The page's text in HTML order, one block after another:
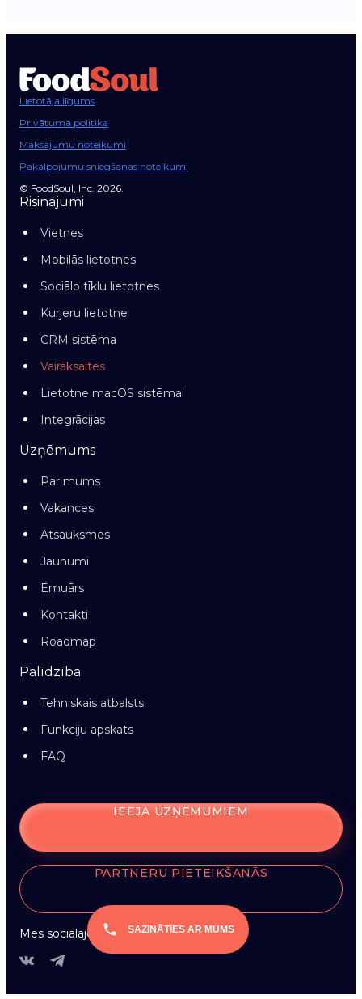
SAZINĀTIES AR MUMS
Lietotāja līgums
Privātuma politika
Maksājumu noteikumi
Pakalpojumu sniegšanas noteikumi
© FoodSoul, Inc. 2026.
Risinājumi
Vietnes
Mobilās lietotnes
Sociālo tīklu lietotnes
Kurjeru lietotne
CRM sistēma
Vairāksaites
Lietotne macOS sistēmai
Integrācijas
Uzņēmums
Par mums
Vakances
Atsauksmes
Jaunumi
Emuārs
Kontakti
Roadmap
Palīdzība
Tehniskais atbalsts
Funkciju apskats
FAQ
IEEJA UZŅĒMUMIEM
PARTNERU PIETEIKŠANĀS
Mēs sociālajos tīklos: